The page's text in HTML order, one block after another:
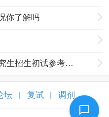
你了解吗
河北大学27年外国语学院研究生招生初试参考书目调整
坛 复试 调剂